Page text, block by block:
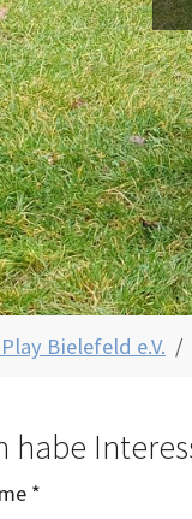
Play Bielefeld e.V.
habe
*